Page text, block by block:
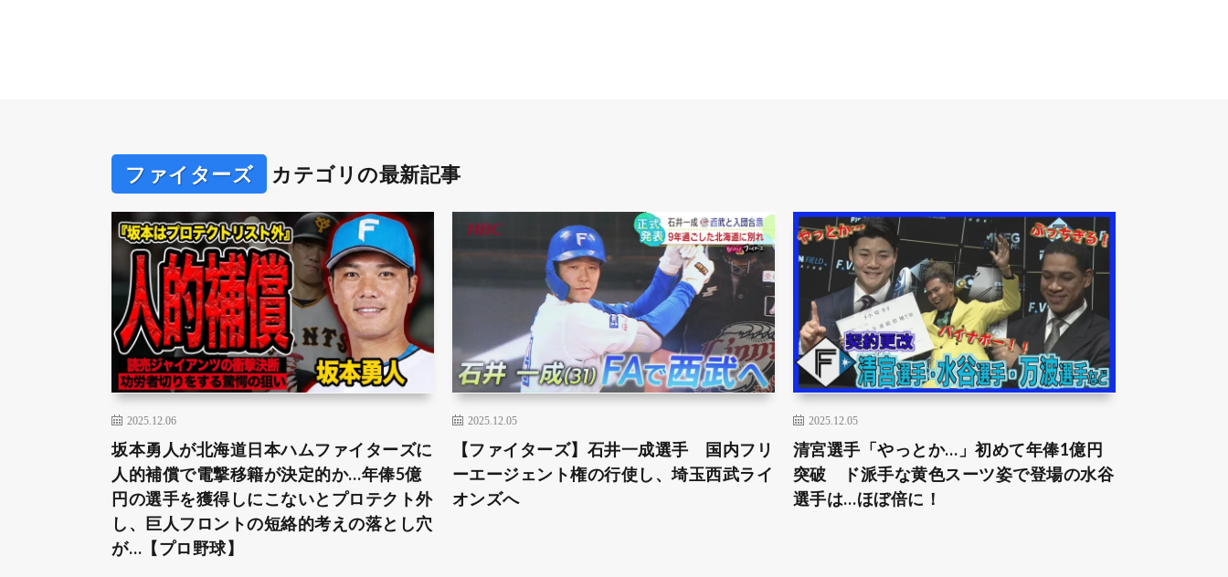
ファイターズ カテゴリの最新記事
2025.12.06
坂本勇人が北海道日本ハムファイターズに
人的補償で電撃移籍が決定的か…年俸5億
円の選手を獲得しにこないとプロテクト外
し、巨人フロントの短絡的考えの落とし穴
が…【プロ野球】
2025.12.05
【ファイターズ】石井一成選手 国内フリ
ーエージェント権の行使し、埼玉西武ライ
オンズへ
2025.12.05
清宮選手「やっとか…」初めて年俸1億円
突破 ド派手な黄色スーツ姿で登場の水谷
選手は…ほぼ倍に！